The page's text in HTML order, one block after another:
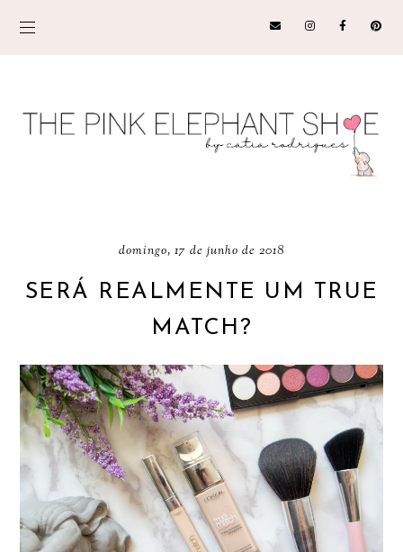
domingo, 17 de junho de 2018
SERÁ REALMENTE UM TRUE
MATCH?